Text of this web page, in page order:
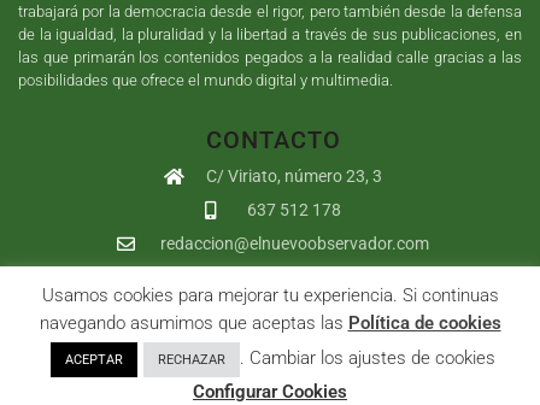
trabajará por la democracia desde el rigor, pero también desde la defensa
de la igualdad, la pluralidad y la libertad a través de sus publicaciones, en
las que primarán los contenidos pegados a la realidad calle gracias a las
posibilidades que ofrece el mundo digital y multimedia.
CONTACTO
C/ Viriato, número 23, 3
637 512 178
redaccion@elnuevoobservador.com
Copyright ©2026 El Nuevo Observador | Sumurdigital Diseño web
yDesarrollo| All Rights Reserved |
Privacidad|Política de cookies|User
Usamos cookies para mejorar tu experiencia. Si continuas
navegando asumimos que aceptas las Política de cookies
ACEPTAR RECHAZAR
. Cambiar los ajustes de cookies
Configurar Cookies